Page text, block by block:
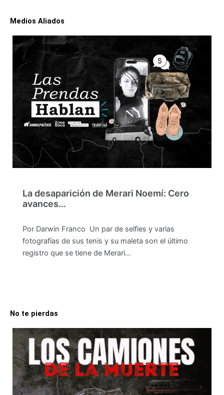
Medios Aliados
La desaparición de Merari Noemí: Cero
avances…
Por Darwin Franco Un par de selfies y varias
fotografías de sus tenis y su maleta son el último
registro que se tiene de Merari…
No te pierdas